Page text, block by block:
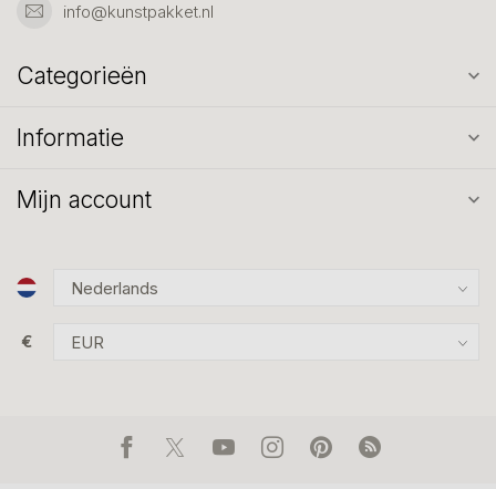
info@kunstpakket.nl
Categorieën
Informatie
Mijn account
€